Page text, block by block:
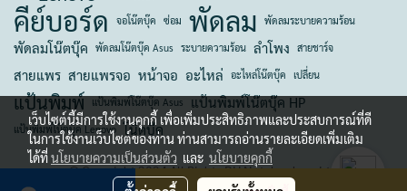
คีย์บอร์ด จอโน๊ตบุ๊ค ซ่อม พัดลม พัดลมระบายความร้อน
พัดลมโน๊ตบุ๊ค พัดลมโน๊ตบุ๊ค Asus ระบายความร้อน ลำโพง สายชาร์จ
สายแพร สายแพรจอ หน้าจอ อะไหล่ อะไหล่โน๊ตบุ๊ค เปลี่ยน
แป้นพิมพ์ แป้นพิมพ์โน๊ตบุ๊ค Asus แป้นพิมพ์โน๊ตบุ๊ค HP
แป้นพิมพ์โน๊ตบุ๊ค Lenovo โน๊ตบุ๊ค
© Copyright 2024 All Rights DH Notebook co.Ltd
เว็บไซต์นี้มีการใช้งานคุกกี้ เพื่อเพิ่มประสิทธิภาพและประสบการณ์ที่ดี
ในการใช้งานเว็บไซต์ของท่าน ท่านสามารถอ่านรายละเอียดเพิ่มเติม
ได้ที่นโยบายความเป็นส่วนตัว และ นโยบายคุกกี้